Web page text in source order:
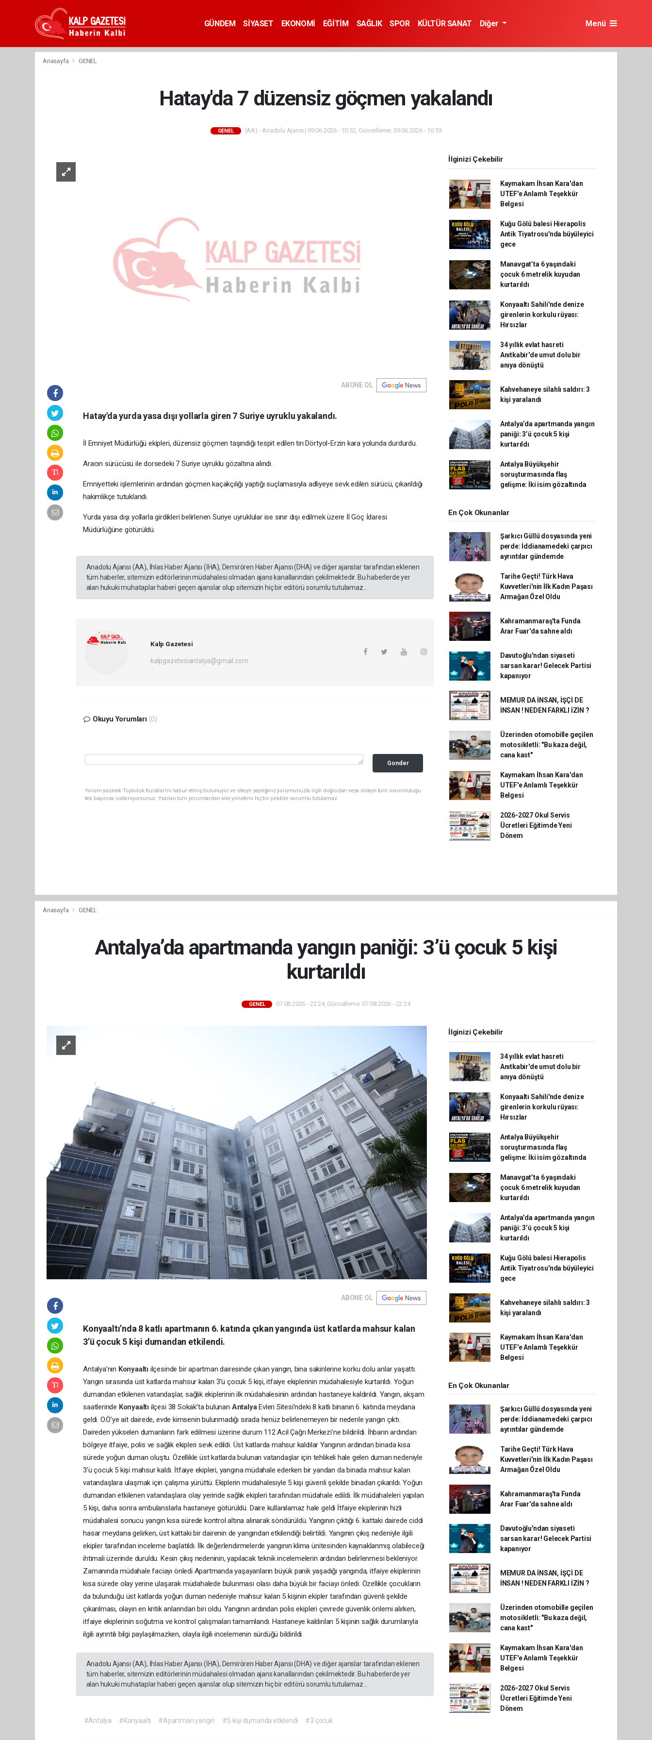
GÜNDEM SİYASET EKONOMİ EĞİTİM SAĞLIK SPOR KÜLTÜR SANAT Diğer Menü
Anasayfa GENEL
Hatay'da 7 düzensiz göçmen yakalandı
GENEL (AA) - Anadolu Ajansı | 09.06.2026 - 10:52, Güncelleme: 09.06.2026 - 10:53
ABONE OL
Hatay'da yurda yasa dışı yollarla giren 7 Suriye uyruklu yakalandı.
İl Emniyet Müdürlüğü ekipleri, düzensiz göçmen taşındığı tespit edilen tırı Dörtyol-Erzin kara yolunda durdurdu.
Aracın sürücüsü ile dorsedeki 7 Suriye uyruklu gözaltına alındı.
Emniyetteki işlemlerinin ardından göçmen kaçakçılığı yaptığı suçlamasıyla adliyeye sevk edilen sürücü, çıkarıldığı
hakimlikçe tutuklandı.
Yurda yasa dışı yollarla girdikleri belirlenen Suriye uyruklular ise sınır dışı edilmek üzere İl Göç İdaresi
Müdürlüğüne götürüldü.
Anadolu Ajansı (AA), İhlas Haber Ajansı (İHA), Demirören Haber Ajansı (DHA) ve diğer ajanslar tarafından eklenen
tüm haberler, sitemizin editörlerinin müdahalesi olmadan ajans kanallarından çekilmektedir. Bu haberlerde yer
alan hukuki muhataplar haberi geçen ajanslar olup sitemizin hiç bir editörü sorumlu tutulamaz...
Kalp Gazetesi
kalpgazetesiantalya@gmail.com
Okuyu Yorumları (0)
Gonder
Yorum yazarak Topluluk Kuralları’nı kabul etmiş bulunuyor ve siteye yaptığınız yorumunuzla ilgili doğrudan veya dolaylı tüm sorumluluğu
tek başınıza üstleniyorsunuz. Yazılan tüm yorumlardan site yönetimi hiçbir şekilde sorumlu tutulamaz.
İlginizi Çekebilir
Kaymakam İhsan Kara'dan
UTEF'e Anlamlı Teşekkür
Belgesi
Kuğu Gölü balesi Hierapolis
Antik Tiyatrosu'nda büyüleyici
gece
Manavgat’ta 6 yaşındaki
çocuk 6 metrelik kuyudan
kurtarıldı
Konyaaltı Sahili'nde denize
girenlerin korkulu rüyası:
Hırsızlar
34 yıllık evlat hasreti
Anıtkabir'de umut dolu bir
anıya dönüştü
Kahvehaneye silahlı saldırı: 3
kişi yaralandı
Antalya’da apartmanda yangın
paniği: 3’ü çocuk 5 kişi
kurtarıldı
Antalya Büyükşehir
soruşturmasında flaş
gelişme: İki isim gözaltında
En Çok Okunanlar
Şarkıcı Güllü dosyasında yeni
perde: İddianamedeki çarpıcı
ayrıntılar gündemde
Tarihe Geçti! Türk Hava
Kuvvetleri'nin İlk Kadın Paşası
Armağan Özel Oldu
Kahramanmaraş'ta Funda
Arar Fuar'da sahne aldı
Davutoğlu'ndan siyaseti
sarsan karar! Gelecek Partisi
kapanıyor
MEMUR DA İNSAN, İŞÇİ DE
İNSAN ! NEDEN FARKLI İZİN ?
Üzerinden otomobille geçilen
motosikletli: "Bu kaza değil,
cana kast"
Kaymakam İhsan Kara'dan
UTEF'e Anlamlı Teşekkür
Belgesi
2026-2027 Okul Servis
Ücretleri Eğitimde Yeni
Dönem
Anasayfa GENEL
Antalya’da apartmanda yangın paniği: 3’ü çocuk 5 kişi
kurtarıldı
GENEL 07.08.2026 - 22:24, Güncelleme: 07.08.2026 - 22:24
ABONE OL
Konyaaltı’nda 8 katlı apartmanın 6. katında çıkan yangında üst katlarda mahsur kalan
3’ü çocuk 5 kişi dumandan etkilendi.
Antalya’nın Konyaaltı ilçesinde bir apartman dairesinde çıkan yangın, bina sakinlerine korku dolu anlar yaşattı.
Yangın sırasında üst katlarda mahsur kalan 3’ü çocuk 5 kişi, itfaiye ekiplerinin müdahalesiyle kurtarıldı. Yoğun
dumandan etkilenen vatandaşlar, sağlık ekiplerinin ilk müdahalesinin ardından hastaneye kaldırıldı. Yangın, akşam
saatlerinde Konyaaltı ilçesi 38 Sokak’ta bulunan Antalya Evleri Sitesi’ndeki 8 katlı binanın 6. katında meydana
geldi. O.Ö’ye ait dairede, evde kimsenin bulunmadığı sırada henüz belirlenemeyen bir nedenle yangın çıktı.
Daireden yükselen dumanların fark edilmesi üzerine durum 112 Acil Çağrı Merkezi’ne bildirildi. İhbarın ardından
bölgeye itfaiye, polis ve sağlık ekipleri sevk edildi. Üst katlarda mahsur kaldılar Yangının ardından binada kısa
sürede yoğun duman oluştu. Özellikle üst katlarda bulunan vatandaşlar için tehlikeli hale gelen duman nedeniyle
3’ü çocuk 5 kişi mahsur kaldı. İtfaiye ekipleri, yangına müdahale ederken bir yandan da binada mahsur kalan
vatandaşlara ulaşmak için çalışma yürüttü. Ekiplerin müdahalesiyle 5 kişi güvenli şekilde binadan çıkarıldı. Yoğun
dumandan etkilenen vatandaşlara olay yerinde sağlık ekipleri tarafından müdahale edildi. İlk müdahaleleri yapılan
5 kişi, daha sonra ambulanslarla hastaneye götürüldü. Daire kullanılamaz hale geldi İtfaiye ekiplerinin hızlı
müdahalesi sonucu yangın kısa sürede kontrol altına alınarak söndürüldü. Yangının çıktığı 6. kattaki dairede ciddi
hasar meydana gelirken, üst kattaki bir dairenin de yangından etkilendiği belirtildi. Yangının çıkış nedeniyle ilgili
ekipler tarafından inceleme başlatıldı. İlk değerlendirmelerde yangının klima ünitesinden kaynaklanmış olabileceği
ihtimali üzerinde duruldu. Kesin çıkış nedeninin, yapılacak teknik incelemelerin ardından belirlenmesi bekleniyor.
Zamanında müdahale faciayı önledi Apartmanda yaşayanların büyük panik yaşadığı yangında, itfaiye ekiplerinin
kısa sürede olay yerine ulaşarak müdahalede bulunması olası daha büyük bir faciayı önledi. Özellikle çocukların
da bulunduğu üst katlarda yoğun duman nedeniyle mahsur kalan 5 kişinin ekipler tarafından güvenli şekilde
çıkarılması, olayın en kritik anlarından biri oldu. Yangının ardından polis ekipleri çevrede güvenlik önlemi alırken,
itfaiye ekiplerinin soğutma ve kontrol çalışmaları tamamlandı. Hastaneye kaldırılan 5 kişinin sağlık durumlarıyla
ilgili ayrıntılı bilgi paylaşılmazken, olayla ilgili incelemenin sürdüğü bildirildi.
Anadolu Ajansı (AA), İhlas Haber Ajansı (İHA), Demirören Haber Ajansı (DHA) ve diğer ajanslar tarafından eklenen
tüm haberler, sitemizin editörlerinin müdahalesi olmadan ajans kanallarından çekilmektedir. Bu haberlerde yer
alan hukuki muhataplar haberi geçen ajanslar olup sitemizin hiç bir editörü sorumlu tutulamaz...
#Antalya #Konyaaltı #Apartman yangın #5 kişi dumanda etkilendi #3 çocuk
İlginizi Çekebilir
34 yıllık evlat hasreti
Anıtkabir'de umut dolu bir
anıya dönüştü
Konyaaltı Sahili'nde denize
girenlerin korkulu rüyası:
Hırsızlar
Antalya Büyükşehir
soruşturmasında flaş
gelişme: İki isim gözaltında
Manavgat’ta 6 yaşındaki
çocuk 6 metrelik kuyudan
kurtarıldı
Antalya’da apartmanda yangın
paniği: 3’ü çocuk 5 kişi
kurtarıldı
Kuğu Gölü balesi Hierapolis
Antik Tiyatrosu'nda büyüleyici
gece
Kahvehaneye silahlı saldırı: 3
kişi yaralandı
Kaymakam İhsan Kara'dan
UTEF'e Anlamlı Teşekkür
Belgesi
En Çok Okunanlar
Şarkıcı Güllü dosyasında yeni
perde: İddianamedeki çarpıcı
ayrıntılar gündemde
Tarihe Geçti! Türk Hava
Kuvvetleri'nin İlk Kadın Paşası
Armağan Özel Oldu
Kahramanmaraş'ta Funda
Arar Fuar'da sahne aldı
Davutoğlu'ndan siyaseti
sarsan karar! Gelecek Partisi
kapanıyor
MEMUR DA İNSAN, İŞÇİ DE
İNSAN ! NEDEN FARKLI İZİN ?
Üzerinden otomobille geçilen
motosikletli: "Bu kaza değil,
cana kast"
Kaymakam İhsan Kara'dan
UTEF'e Anlamlı Teşekkür
Belgesi
2026-2027 Okul Servis
Ücretleri Eğitimde Yeni
Dönem